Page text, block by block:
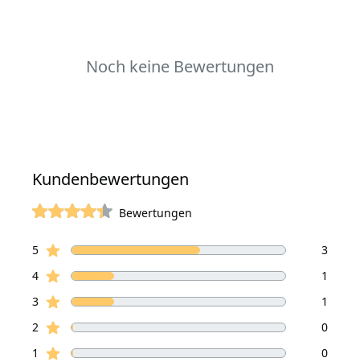
Noch keine Bewertungen
Kundenbewertungen
Bewertungen
Bewertungen
5Sterne Bewertungen
3
4Sterne Bewertungen
1
3Sterne Bewertungen
1
2 Sterne Bewertungen
0
1
Sterne Bewertungen 0